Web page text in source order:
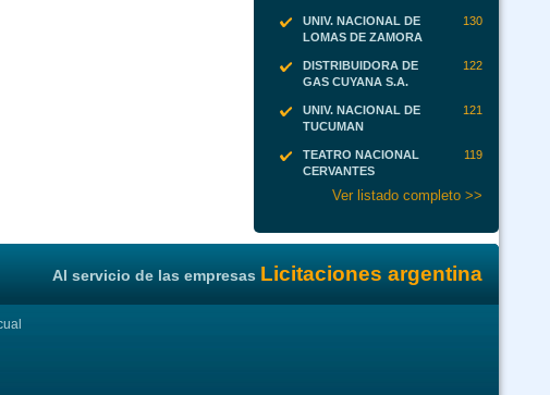
UNIV. NACIONAL DE
LOMAS DE ZAMORA
130
DISTRIBUIDORA DE
GAS CUYANA S.A.
122
UNIV. NACIONAL DE
TUCUMAN
121
TEATRO NACIONAL
CERVANTES
119
Ver listado completo >>
Al servicio de las empresas Licitaciones argentina